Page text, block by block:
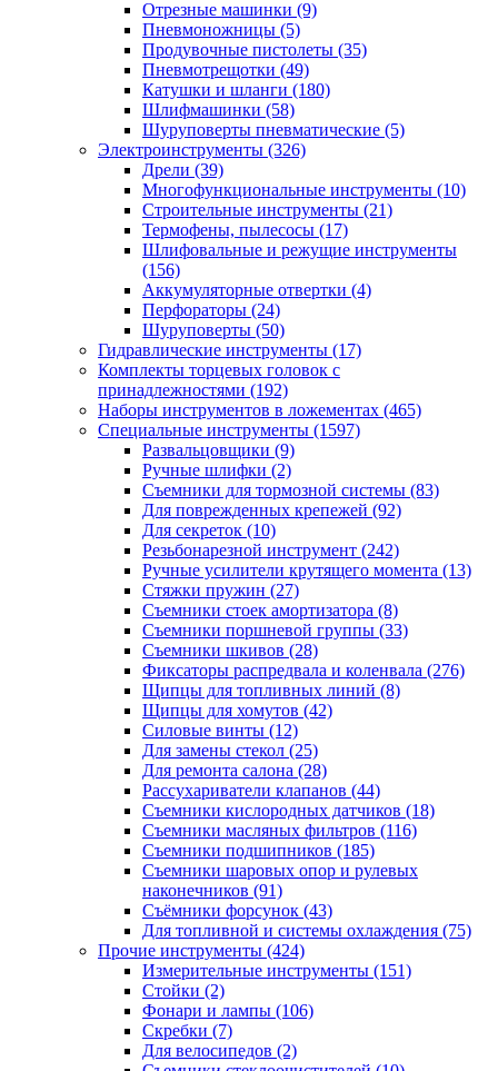
Отрезные машинки (9)
Пневмоножницы (5)
Продувочные пистолеты (35)
Пневмотрещотки (49)
Катушки и шланги (180)
Шлифмашинки (58)
Шуруповерты пневматические (5)
Электроинструменты (326)
Дрели (39)
Многофункциональные инструменты (10)
Строительные инструменты (21)
Термофены, пылесосы (17)
Шлифовальные и режущие инструменты
(156)
Аккумуляторные отвертки (4)
Перфораторы (24)
Шуруповерты (50)
Гидравлические инструменты (17)
Комплекты торцевых головок с
принадлежностями (192)
Наборы инструментов в ложементах (465)
Специальные инструменты (1597)
Развальцовщики (9)
Ручные шлифки (2)
Съемники для тормозной системы (83)
Для поврежденных крепежей (92)
Для секреток (10)
Резьбонарезной инструмент (242)
Ручные усилители крутящего момента (13)
Стяжки пружин (27)
Съемники стоек амортизатора (8)
Съемники поршневой группы (33)
Съемники шкивов (28)
Фиксаторы распредвала и коленвала (276)
Щипцы для топливных линий (8)
Щипцы для хомутов (42)
Силовые винты (12)
Для замены стекол (25)
Для ремонта салона (28)
Рассухариватели клапанов (44)
Съемники кислородных датчиков (18)
Съемники масляных фильтров (116)
Съемники подшипников (185)
Съемники шаровых опор и рулевых
наконечников (91)
Съёмники форсунок (43)
Для топливной и системы охлаждения (75)
Прочие инструменты (424)
Измерительные инструменты (151)
Стойки (2)
Фонари и лампы (106)
Скребки (7)
Для велосипедов (2)